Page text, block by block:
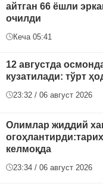
айтган 66 ёшли
очилди
Кеча 05:41
12 августда
кузатилади: тўрт
23:32 / 06 август 2026
Oлимлар жиддий
келмоқда
23:34 / 06 август 2026